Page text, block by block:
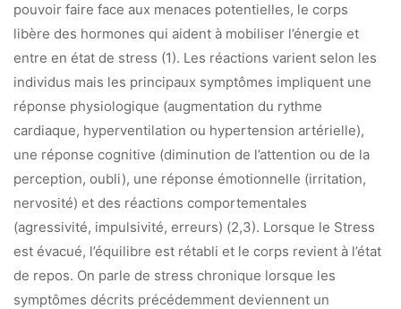
pouvoir faire face aux menaces potentielles, le corps
libère des hormones qui aident à mobiliser l’énergie et
entre en état de stress (1). Les réactions varient selon les
individus mais les principaux symptômes impliquent une
réponse physiologique (augmentation du rythme
cardiaque, hyperventilation ou hypertension artérielle),
une réponse cognitive (diminution de l’attention ou de la
perception, oubli), une réponse émotionnelle (irritation,
nervosité) et des réactions comportementales
(agressivité, impulsivité, erreurs) (2,3). Lorsque le Stress
est évacué, l’équilibre est rétabli et le corps revient à l’état
de repos. On parle de stress chronique lorsque les
symptômes décrits précédemment deviennent un